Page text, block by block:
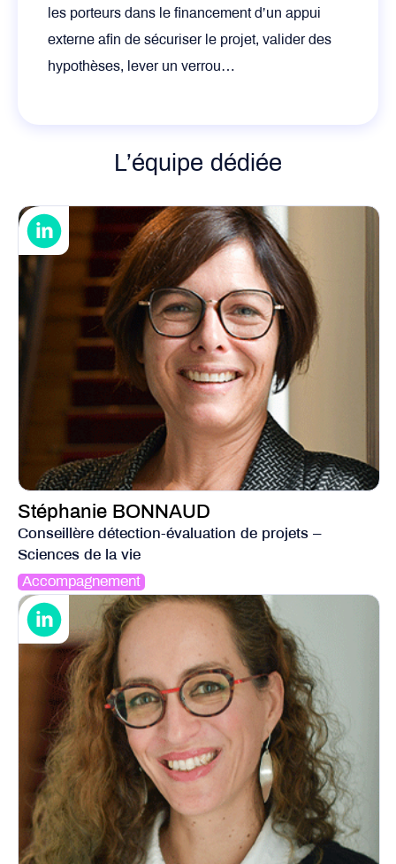
les porteurs dans le financement d’un appui
externe afin de sécuriser le projet, valider des
hypothèses, lever un verrou…
L’équipe dédiée
Stéphanie BONNAUD
Conseillère détection-évaluation de projets –
Sciences de la vie
Accompagnement